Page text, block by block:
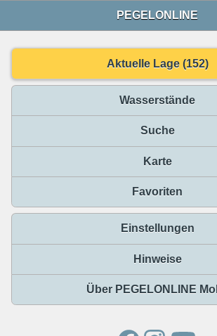
PEGELONLINE
Aktuelle Lage (152)
Wasserstände
Suche
Karte
Favoriten
Einstellungen
Hinweise
Über PEGELONLINE